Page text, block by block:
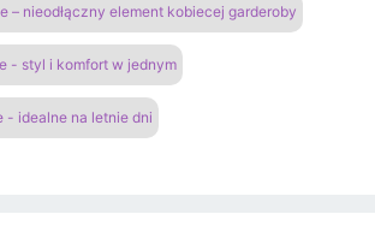
– nieodłączny element kobiecej garderoby
- styl i komfort w jednym
- idealne na letnie dni